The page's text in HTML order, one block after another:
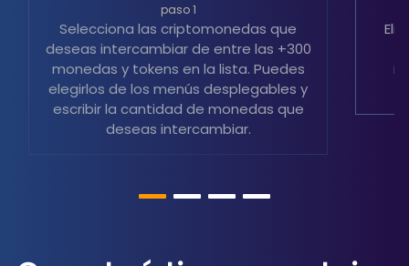
paso 1
Selecciona las criptomonedas que
deseas intercambiar de entre las +300
monedas y tokens en la lista. Puedes
elegirlos de los menús desplegables y
escribir la cantidad de monedas que
deseas intercambiar.